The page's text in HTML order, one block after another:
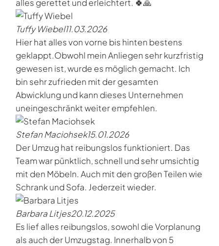
alles gerettet und erleichtert. 🍀🙏
Tuffy Wiebel11.03.2026
Hier hat alles von vorne bis hinten bestens
geklappt.Obwohl mein Anliegen sehr kurzfristig
gewesen ist, wurde es möglich gemacht. Ich
bin sehr zufrieden mit der gesamten
Abwicklung und kann dieses Unternehmen
uneingeschränkt weiter empfehlen.
Stefan Maciohsek15.01.2026
Der Umzug hat reibungslos funktioniert. Das
Team war pünktlich, schnell und sehr umsichtig
mit den Möbeln. Auch mit den großen Teilen wie
Schrank und Sofa. Jederzeit wieder.
Barbara Litjes20.12.2025
Es lief alles reibungslos, sowohl die Vorplanung
als auch der Umzugstag. Innerhalb von 5